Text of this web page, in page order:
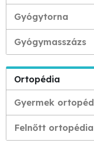
Gyógytorna
Gyógymasszázs
Ortopédia
Gyermek
Felnőtt ortopédia